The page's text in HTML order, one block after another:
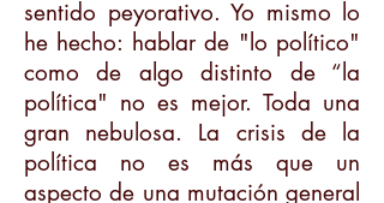
sentido peyorativo. Yo mismo lo
he hecho: hablar de "lo político"
como de algo distinto de “la
política" no es mejor. Toda una
gran nebulosa. La crisis de la
política no es más que un
aspecto de una mutación general